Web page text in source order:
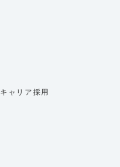
キャリア採用